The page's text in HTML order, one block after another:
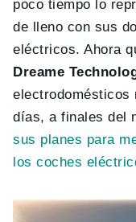
poco tiempo lo
de lleno con sus
eléctricos. Ahora
Dreame
electrodomésticos
días, a finales del
sus planes para
los coches